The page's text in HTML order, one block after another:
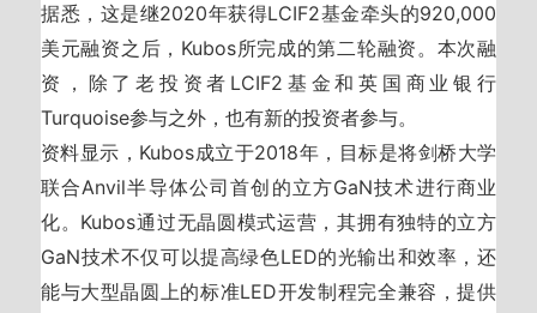
据悉，这是继2020年获得LCIF2基金牵头的920,000
美元融资之后，Kubos所完成的第二轮融资。本次融
资，除了老投资者LCIF2基金和英国商业银行
Turquoise参与之外，也有新的投资者参与。
资料显示，Kubos成立于2018年，目标是将剑桥大学
联合Anvil半导体公司首创的立方GaN技术进行商业
化。Kubos通过无晶圆模式运营，其拥有独特的立方
GaN技术不仅可以提高绿色LED的光输出和效率，还
能与大型晶圆上的标准LED开发制程完全兼容，提供